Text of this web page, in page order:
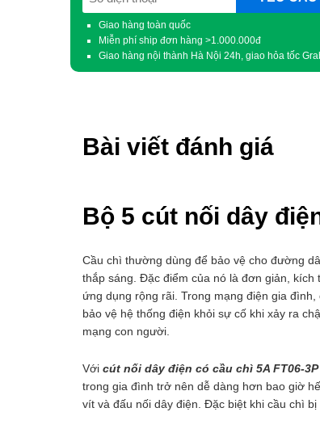
(Required)
Giao hàng toàn quốc
Miễn phí ship đơn hàng >1.000.000đ
Giao hàng nội thành Hà Nội 24h, giao hỏa tốc
Bài viết đánh giá
Bộ 5 cút nối dây
Cầu chì thường dùng để bảo vệ cho đường
thắp sáng. Đặc điểm của nó là đơn giản,
ứng dụng rộng rãi. Trong mạng điện gia
bảo vệ hệ thống điện khỏi sự cố khi xảy ra
mạng con người.
Với cút nối dây điện có cầu chì 5A FT06-3P
trong gia đình trở nên dễ dàng hơn bao giờ
vít và đấu nối dây điện. Đặc biệt khi cầu chì